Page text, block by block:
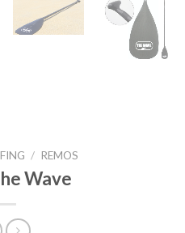
/ REMOS
Wave